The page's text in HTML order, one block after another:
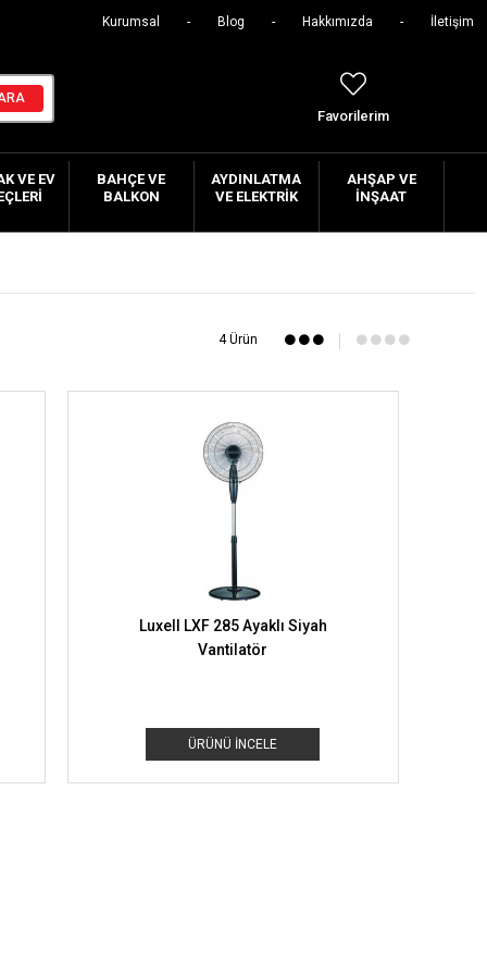
Kurumsal Blog Hakkımızda İletişim
Favorilerim
VE EV
BAHÇE VE
BALKON
AYDINLATMA
VE ELEKTRIK
AHŞAP VE
İNŞAAT
4 Ürün
ÜRÜNÜ İNCELE
Luxell LXF 285 Ayaklı Siyah
Vantilatör